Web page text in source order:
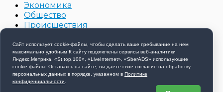
Экономика
Общество
Происшествия
Контакты
Новости компаний
Copyright © 2026 РИА 57 - Все права защищены
Сайт использует cookie-файлы, чтобы сделать ваше пребывание на нем
максимально удобным К cайту подключены сервисы веб-аналитики
Яндекс.Метрика, «St.top.100», «LiveInternet», «SberADS» использующиe
cookie-файлы. Оставаясь на сайте, вы даете свое согласие на обработку
персональных данных в порядке, указанном в Политике
конфиденциальности